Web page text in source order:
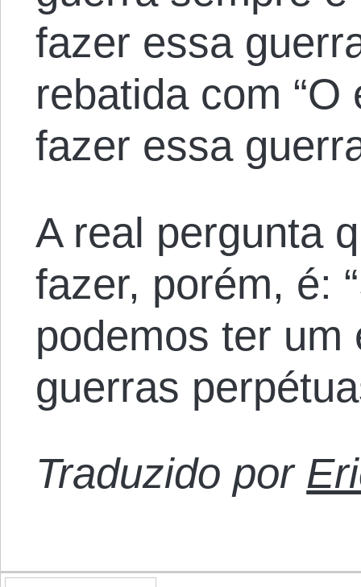
fazer essa
rebatida com
fazer essa
A real pergunta
fazer, porém, é:
podemos ter um
guerras
Traduzido por